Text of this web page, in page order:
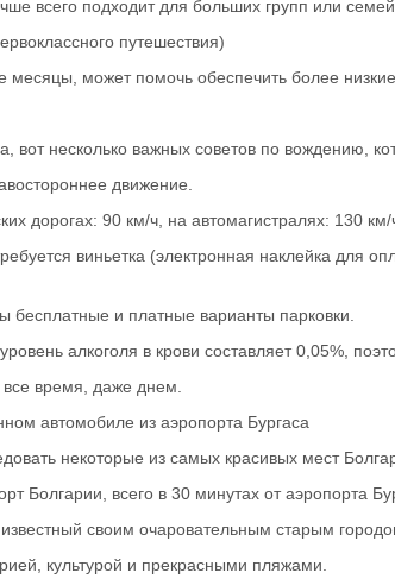
всего подходит для больших групп или
путешествия)
может помочь обеспечить более
вот несколько важных советов по вождению,
движение.
дорогах: 90 км/ч, на автомагистралях: 130 км/
виньетка (электронная наклейка для
бесплатные и платные варианты парковки.
алкоголя в крови составляет 0,05%,
время, даже днем.
автомобиле из аэропорта Бургаса
некоторые из самых красивых мест
Болгарии, всего в 30 минутах от аэропорта
своим очаровательным старым
культурой и прекрасными пляжами.